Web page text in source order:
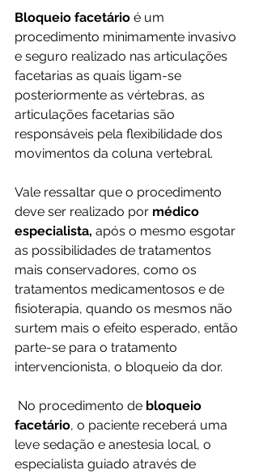
Bloqueio facetário é um
procedimento minimamente invasivo
e seguro realizado nas articulações
facetarias as quais ligam-se
posteriormente as vértebras, as
articulações facetarias são
responsáveis pela flexibilidade dos
movimentos da coluna vertebral.
Vale ressaltar que o procedimento
deve ser realizado por médico
especialista, após o mesmo esgotar
as possibilidades de tratamentos
mais conservadores, como os
tratamentos medicamentosos e de
fisioterapia, quando os mesmos não
surtem mais o efeito esperado, então
parte-se para o tratamento
intervencionista, o bloqueio da dor.
No procedimento de bloqueio
facetário, o paciente receberá uma
leve sedação e anestesia local, o
especialista guiado através de